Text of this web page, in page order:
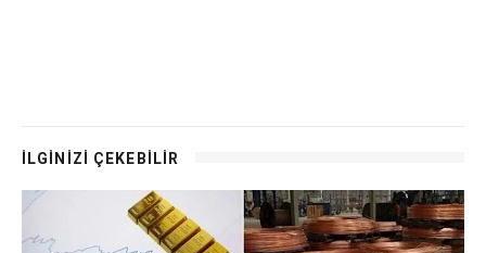
İLGİNİZİ ÇEKEBİLİR